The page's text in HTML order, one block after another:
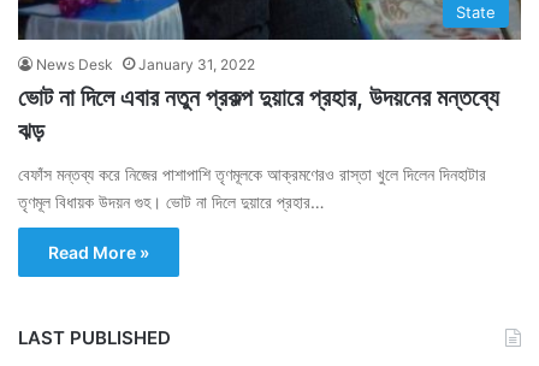
State
News Desk January 31, 2022
ভোট না দিলে এবার নতুন প্রকল্প দুয়ারে প্রহার, উদয়নের মন্তব্যে
ঝড়
বেফাঁস মন্তব্য করে নিজের পাশাপাশি তৃণমূলকে আক্রমণেরও রাস্তা খুলে দিলেন দিনহাটার
তৃণমূল বিধায়ক উদয়ন গুহ। ভোট না দিলে দুয়ারে প্রহার…
Read More »
LAST PUBLISHED